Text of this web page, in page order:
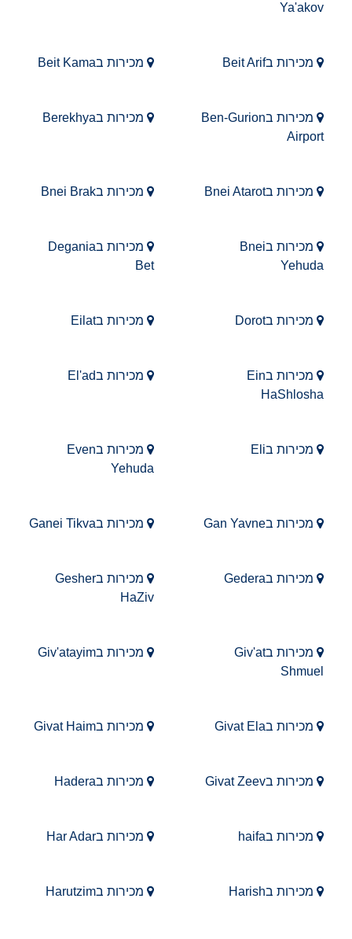
Ya'akov
מכירות בBeit Arif מכירות בBeit Kama
מכירות בBen-Gurion
Airport
מכירות בBerekhya
מכירות בBnei Atarot מכירות בBnei Brak
מכירות בBnei
Yehuda
מכירות בDegania
Bet
מכירות בDorot מכירות בEilat
מכירות בEin
HaShlosha
מכירות בEl'ad
מכירות בEli
מכירות בEven
Yehuda
מכירות בGan Yavne מכירות בGanei Tikva
מכירות בGedera
מכירות בGesher
HaZiv
מכירות בGiv'at
Shmuel
מכירות בGiv'atayim
מכירות בGivat Ela מכירות בGivat Haim
מכירות בGivat Zeev מכירות בHadera
מכירות בhaifa מכירות בHar Adar
מכירות בHarish מכירות בHarutzim